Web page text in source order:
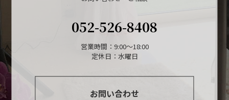
052-526-8408
営業時間：9:00～18:00
定休日：水曜日
お問い合わせ